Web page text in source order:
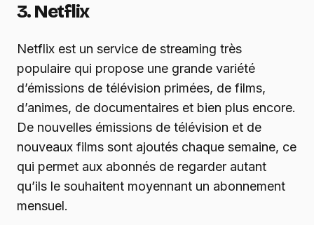
3. Netflix
Netflix est un service de streaming très
populaire qui propose une grande variété
d’émissions de télévision primées, de films,
d’animes, de documentaires et bien plus encore.
De nouvelles émissions de télévision et de
nouveaux films sont ajoutés chaque semaine, ce
qui permet aux abonnés de regarder autant
qu’ils le souhaitent moyennant un abonnement
mensuel.